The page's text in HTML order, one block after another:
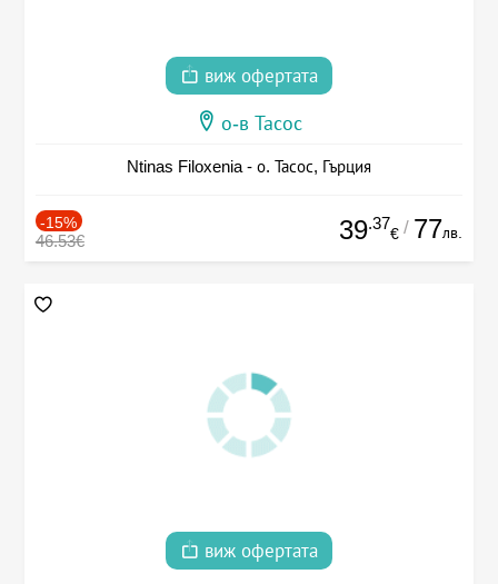
виж офертата
о-в Тасос
Ntinas Filoxenia - о. Тасос, Гърция
-15%
46.53€ 39.37
€ / 77лв.
виж офертата